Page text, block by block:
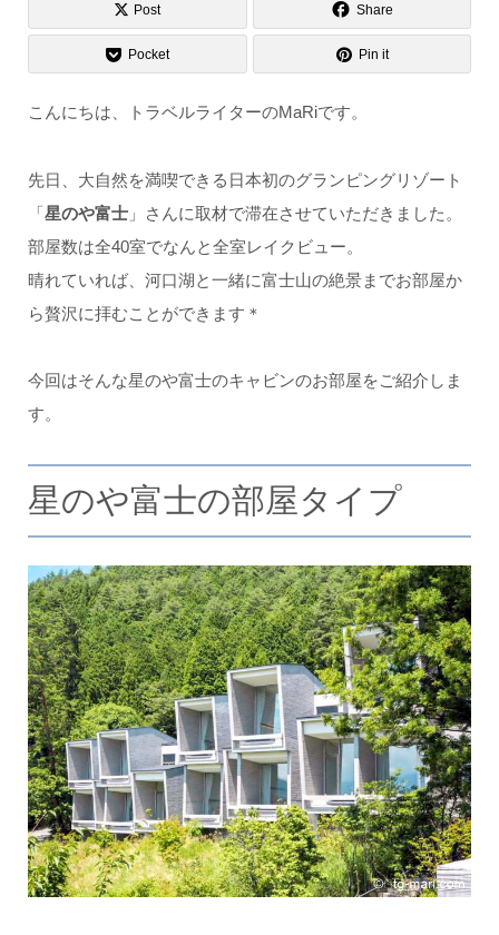
Post Share
Pocket Pin it
こんにちは、トラベルライターのMaRiです。
先日、大自然を満喫できる日本初のグランピングリゾート
「星のや富士」さんに取材で滞在させていただきました。
部屋数は全40室でなんと全室レイクビュー。
晴れていれば、河口湖と一緒に富士山の絶景までお部屋か
ら贅沢に拝むことができます＊
今回はそんな星のや富士のキャビンのお部屋をご紹介しま
す。
星のや富士の部屋タイプ